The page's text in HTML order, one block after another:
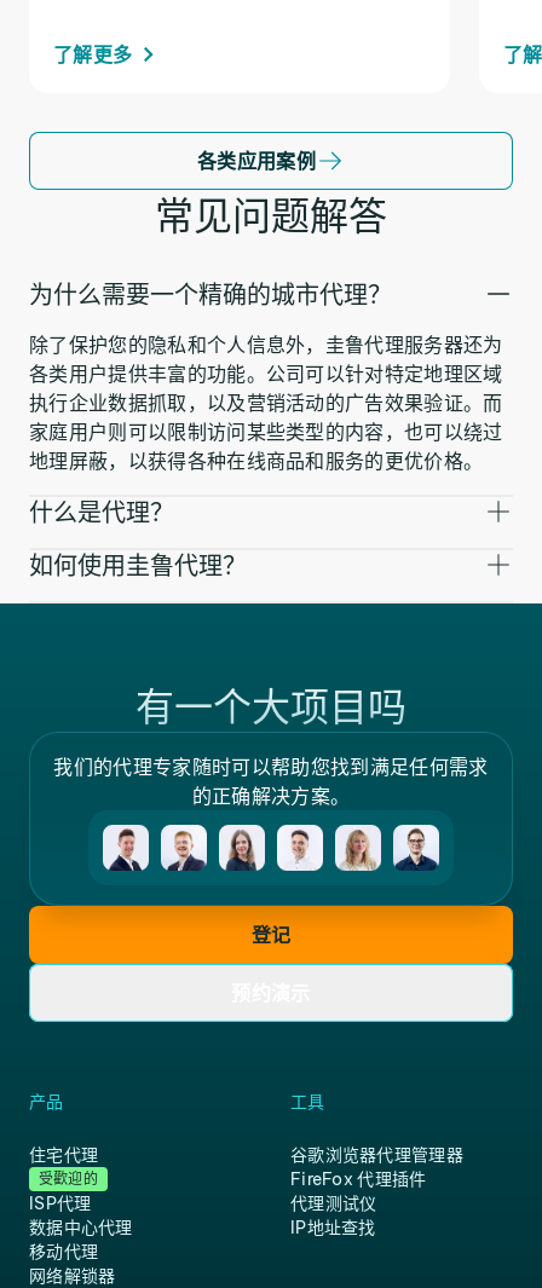
了解更多 了
各类应用案例
常见问题解答
为什么需要一个精确的城市代理？
除了保护您的隐私和个人信息外，圭鲁代理服务器还为
各类用户提供丰富的功能。公司可以针对特定地理区域
执行企业数据抓取，以及营销活动的广告效果验证。而
家庭用户则可以限制访问某些类型的内容，也可以绕过
地理屏蔽，以获得各种在线商品和服务的更优价格。
什么是代理？
如何使用圭鲁代理？
有一个大项目吗
我们的代理专家随时可以帮助您找到满足任何需求
的正确解决方案。
登记
产品
住宅代理
受歡迎的
ISP代理
数据中心代理
移动代理
网络解锁器
工具
谷歌浏览器代理管理器
FireFox 代理插件
代理测试仪
IP地址查找